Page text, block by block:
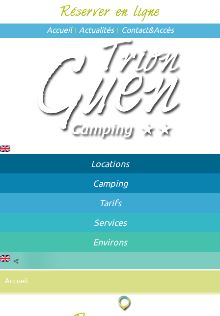
Accueil Actualités Contact&Accès
Locations
Camping
Tarifs
Services
Environs
Accueil